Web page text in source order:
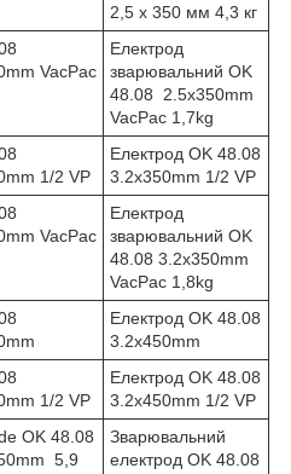
2,5 x 350 мм 4,3 кг
VacPac
Електрод
зварювальний OK
48.08 2.5x350mm
VacPac 1,7kg
1/2 VP
Електрод OK 48.08
3.2x350mm 1/2 VP
VacPac
Електрод
зварювальний OK
48.08 3.2x350mm
VacPac 1,8kg
Електрод OK 48.08
3.2x450mm
1/2 VP
Електрод OK 48.08
3.2x450mm 1/2 VP
OK 48.08
5,9
Зварювальний
електрод OK 48.08